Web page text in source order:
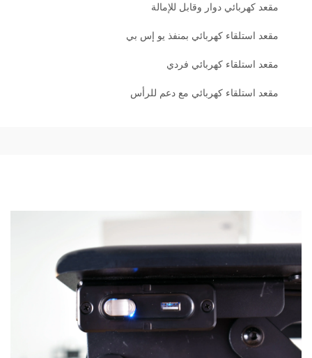
مقعد كهربائي دوار وقابل للإمالة
مقعد استلقاء كهربائي بمنفذ يو إس بي
مقعد استلقاء كهربائي فردي
مقعد استلقاء كهربائي مع دعم للرأس